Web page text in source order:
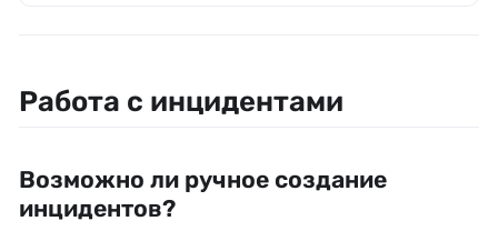
Работа с инцидентами
Возможно ли ручное создание
инцидентов?